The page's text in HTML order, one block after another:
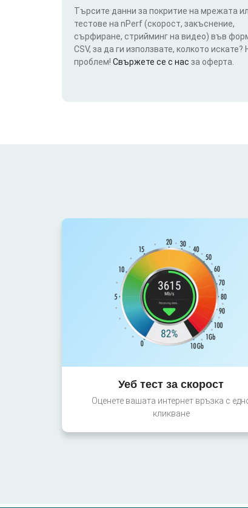
Търсите данни за покритие на мрежата
тестове на nPerf (скорост, закъснение,
сърфиране, стрийминг на видео) във
CSV, за да ги използвате, колкото искате?
проблем! Свържете се с нас за оферта.
Уеб тест за скорост
Оценете вашата интернет връзка с
кликване